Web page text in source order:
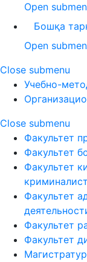
Open
Бошқа
Open
Close submenu
Учебно-
Close submenu
Факультет
Факультет
Факультет
Факультет
Факультет
Факультет